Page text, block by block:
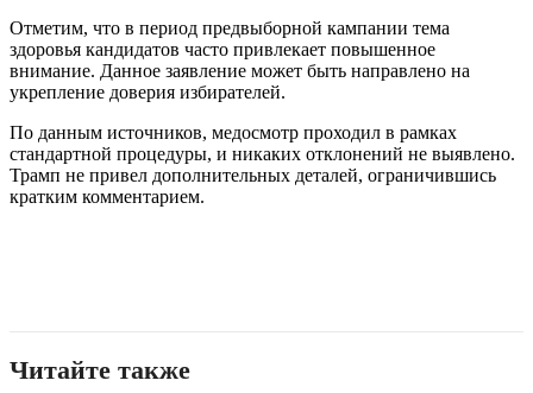
Отметим, что в период предвыборной кампании тема
здоровья кандидатов часто привлекает повышенное
внимание. Данное заявление может быть направлено на
укрепление доверия избирателей.
По данным источников, медосмотр проходил в рамках
стандартной процедуры, и никаких отклонений не выявлено.
Трамп не привел дополнительных деталей, ограничившись
кратким комментарием.
Читайте также